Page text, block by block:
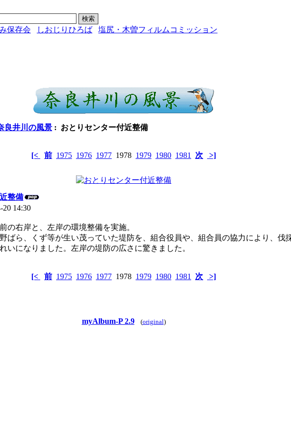
保存会 しおじりひろば
塩尻・木曽フィルムコミッション
良井川の風景 : おとりセンター付近整備
[< 前 1975 1976 1977 1978 1979 1980 1981 次 >]
整備
20 14:30
の右岸と、左岸の環境整備を実施。
ばら、くず等が生い茂っていた堤防を、組合役員や、組合員の協力により、伐
いになりました。左岸の堤防の広さに驚きました。
[< 前 1975 1976 1977 1978 1979 1980 1981 次 >]
myAlbum-P 2.9 (original)